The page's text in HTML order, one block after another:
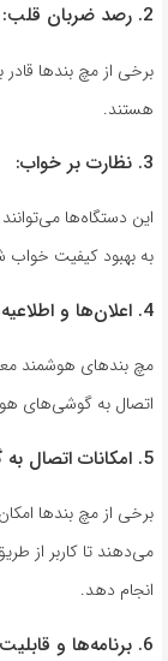
2. رصد ضربان قلب:
برخی از مچ بند‌ها
هستند.
3. نظارت بر خواب:
این دستگاه‌ها
به بهبود کیفیت خواب
4. اعلان‌ها و اطلاعیه‌ها:
مچ بند‌های هوشمند
اتصال به گوشی‌های
5. امکانات اتصال به گوشی‌های هوشمند:
برخی از مچ بند‌ها
می‌دهند تا کاربر از
انجام دهد.
6. برنامه‌ها و قابلیت‌های مختلف: